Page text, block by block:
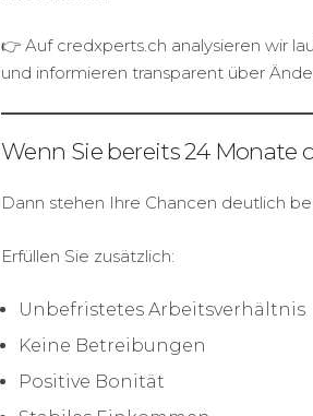
👉 Auf credxperts.ch analysieren wir
und informieren transparent über
Wenn Sie bereits 24 Monate
Dann stehen Ihre Chancen deutlich
Erfüllen Sie zusätzlich:
Unbefristetes Arbeitsverhältnis
Keine Betreibungen
Positive Bonität